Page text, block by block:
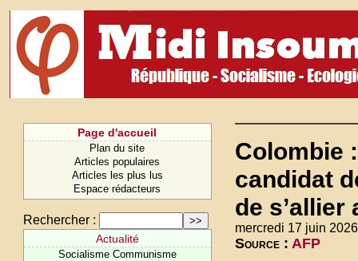
Page d'accueil
Plan du site
Articles populaires
Articles les plus lus
Espace rédacteurs
Rechercher :
Actualité
Socialisme Communisme
Colombie
candidat
de
mercredi 17 juin
Source : AFP